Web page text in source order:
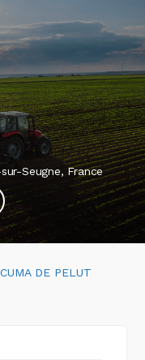
Seugne, France
CUMA DE PELUT